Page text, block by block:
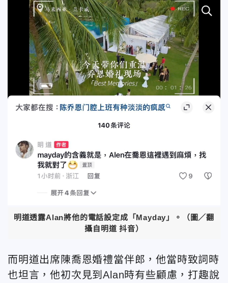
明道透露Alan將他的電話設定成「Mayday」。（圖／翻
攝自明道 抖音）
而明道出席陳喬恩婚禮當伴郎，他當時致詞時
也坦言，他初次見到Alan時有些顧慮，打趣說